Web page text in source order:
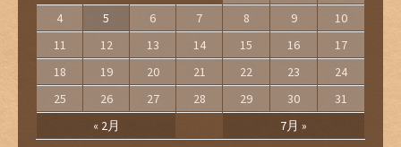
« 2月 7月 »
4
5 6 7 8 9
10
11
12 13 14 15 16
17
18
19 20 21 22 23
24
25
26 27 28 29 30 31